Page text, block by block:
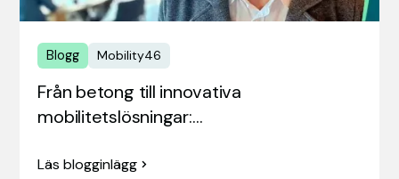
Blogg Mobility46
Från betong till innovativa
mobilitetslösningar:…
Läs blogginlägg